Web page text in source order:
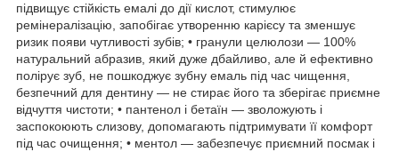
підвищує стійкість емалі до дії кислот, стимулює
ремінералізацію, запобігає утворенню карієсу та зменшує
ризик появи чутливості зубів; • гранули целюлози — 100%
натуральний абразив, який дуже дбайливо, але й ефективно
полірує зуб, не пошкоджує зубну емаль під час чищення,
безпечний для дентину — не стирає його та зберігає приємне
відчуття чистоти; • пантенол і бетаїн — зволожують і
заспокоюють слизову, допомагають підтримувати її комфорт
під час очищення; • ментол — забезпечує приємний посмак і